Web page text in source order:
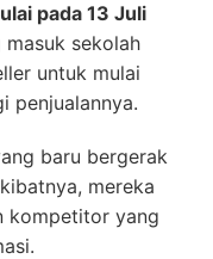
pada 13 Juli
sekolah
untuk mulai
penjualannya.
baru bergerak
mereka
kompetitor yang